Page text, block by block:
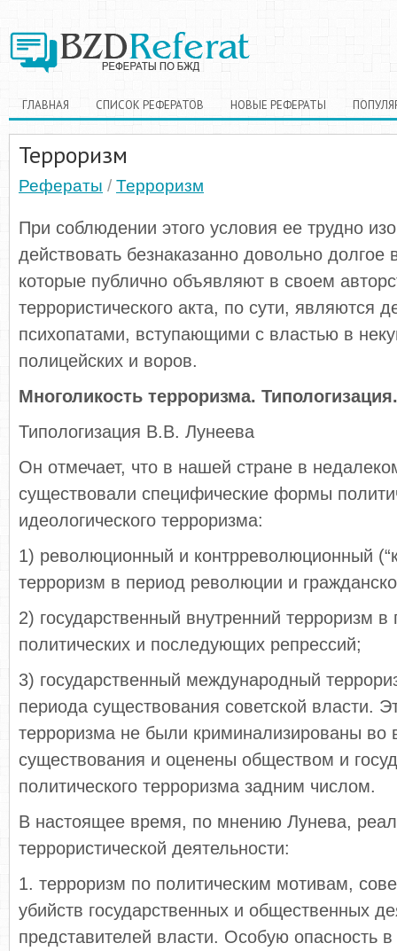
ГЛАВНАЯ СПИСОК РЕФЕРАТОВ НОВЫЕ РЕФЕРАТЫ
Терроризм
Рефераты / Терроризм
При соблюдении этого условия ее трудно
действовать безнаказанно довольно
которые публично объявляют в своем
террористического акта, по сути, являются
психопатами, вступающими с властью в
полицейских и воров.
Многоликость терроризма. Типологизация.
Типологизация В.В. Лунеева
Он отмечает, что в нашей стране в
существовали специфические формы
идеологического терроризма:
1) революционный и контрреволюционный
терроризм в период революции и
2) государственный внутренний терроризм в
политических и последующих репрессий;
3) государственный международный
периода существования советской власти.
терроризма не были криминализированы во
существования и оценены обществом и
политического терроризма задним числом.
В настоящее время, по мнению Лунева,
террористической деятельности:
1. терроризм по политическим мотивам,
убийств государственных и общественных
представителей власти. Особую опасность